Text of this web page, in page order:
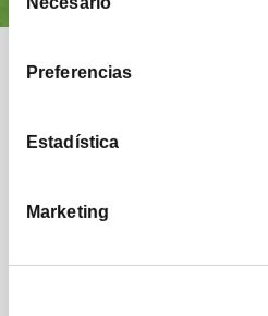
de
consentimiento
Preferencias
Estadística
Marketing
Nuestra comunidad
1.224